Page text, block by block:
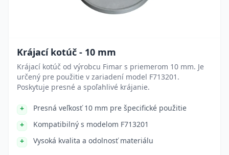
Krájací kotúč - 10 mm
Krájací kotúč od výrobcu Fimar s priemerom 10 mm. Je
určený pre použitie v zariadení model F713201.
Poskytuje presné a spoľahlivé krájanie.
Presná veľkosť 10 mm pre špecifické použitie
Kompatibilný s modelom F713201
Vysoká kvalita a odolnosť materiálu